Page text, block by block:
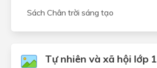
Sách Chân trời sáng tạo
Tự nhiên và xã hội lớp 1